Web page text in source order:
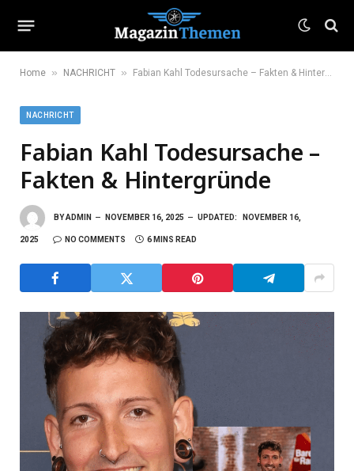
Home » NACHRICHT » Fabian Kahl Todesursache – Fakten & Hintergründe
NACHRICHT
Fabian Kahl Todesursache –
Fakten & Hintergründe
BYADMIN NOVEMBER 16, 2025 UPDATED: NOVEMBER 16,
2025 NO COMMENTS 6 MINS READ